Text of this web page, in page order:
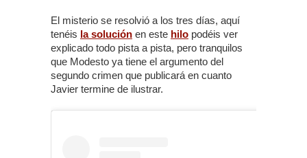
El misterio se resolvió a los tres días, aquí
tenéis la solución en este hilo podéis ver
explicado todo pista a pista, pero tranquilos
que Modesto ya tiene el argumento del
segundo crimen que publicará en cuanto
Javier termine de ilustrar.